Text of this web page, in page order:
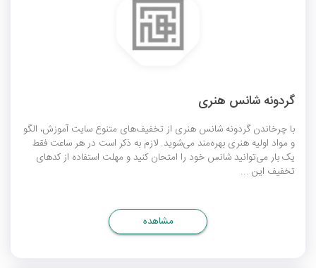
گردونه شانس هنری
با چرخاندن گردونه شانس هنری از تخفیف‌های متنوع سایت آموزش، الگو
و مواد اولیه هنری بهره‌مند می‌شوید. لازم به ذکر است در هر ساعت فقط
یک بار می‌توانید شانس خود را امتحان کنید و مهلت استفاده از کد‌های
تخفیف این ...
مشاهده